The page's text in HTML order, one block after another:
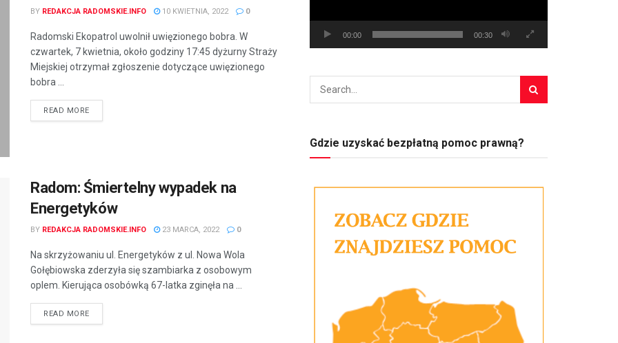
BY REDAKCJA RADOMSKIE.INFO 10 KWIETNIA, 2022 0
Radomski Ekopatrol uwolnił uwięzionego bobra. W
czwartek, 7 kwietnia, około godziny 17:45 dyżurny Straży
Miejskiej otrzymał zgłoszenie dotyczące uwięzionego
bobra ...
READ MORE
Radom: Śmiertelny wypadek na
Energetyków
BY REDAKCJA RADOMSKIE.INFO 23 MARCA, 2022 0
Na skrzyżowaniu ul. Energetyków z ul. Nowa Wola
Gołębiowska zderzyła się szambiarka z osobowym
oplem. Kierująca osobówką 67-latka zginęła na ...
READ MORE
00:00 00:30
Gdzie uzyskać bezpłatną pomoc prawną?